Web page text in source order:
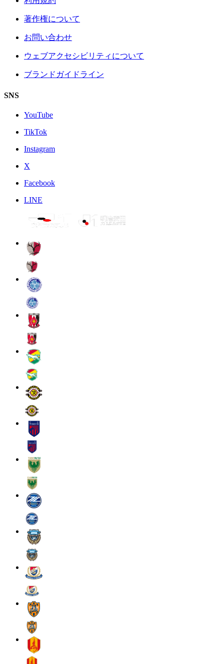
著作権について
お問い合わせ
ウェブアクセシビリティについて
ブランドガイドライン
SNS
YouTube
TikTok
Instagram
X
Facebook
LINE